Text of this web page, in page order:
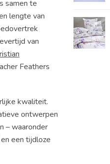
samen te
lengte van
van
Feathers
kwaliteit.
ontwerpen
– waaronder
een tijdloze